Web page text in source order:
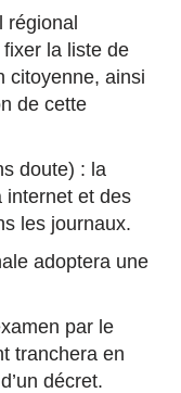
régional
la liste de
citoyenne, ainsi
de cette
doute) : la
internet et des
les journaux.
adoptera une
par le
tranchera en
décret.